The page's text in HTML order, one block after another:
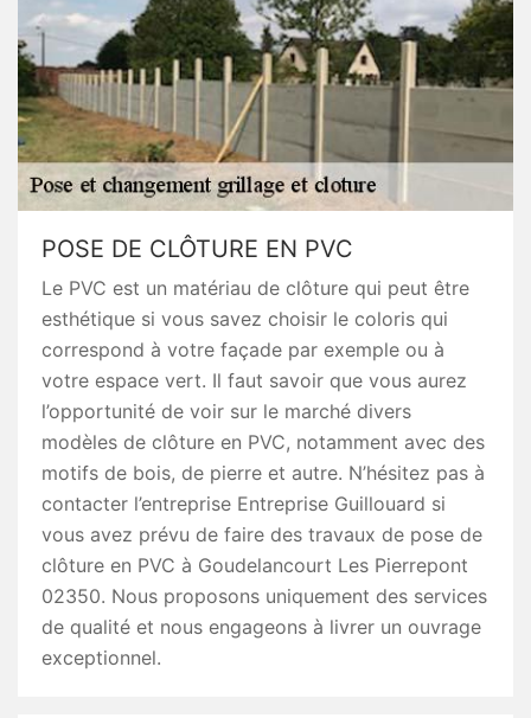
POSE DE CLÔTURE EN PVC
Le PVC est un matériau de clôture qui peut être
esthétique si vous savez choisir le coloris qui
correspond à votre façade par exemple ou à
votre espace vert. Il faut savoir que vous aurez
l’opportunité de voir sur le marché divers
modèles de clôture en PVC, notamment avec des
motifs de bois, de pierre et autre. N’hésitez pas à
contacter l’entreprise Entreprise Guillouard si
vous avez prévu de faire des travaux de pose de
clôture en PVC à Goudelancourt Les Pierrepont
02350. Nous proposons uniquement des services
de qualité et nous engageons à livrer un ouvrage
exceptionnel.